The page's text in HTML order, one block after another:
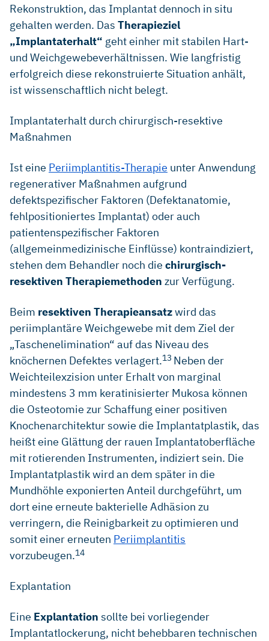
Rekonstruktion, das Implantat dennoch in situ
gehalten werden. Das Therapieziel
„Implantaterhalt“ geht einher mit stabilen Hart-
und Weichgewebeverhältnissen. Wie langfristig
erfolgreich diese rekonstruierte Situation anhält,
ist wissenschaftlich nicht belegt.
Implantaterhalt durch chirurgisch-resektive
Maßnahmen
Ist eine Periimplantitis-Therapie unter Anwendung
regenerativer Maßnahmen aufgrund
defektspezifischer Faktoren (Defektanatomie,
fehlpositioniertes Implantat) oder auch
patientenspezifischer Faktoren
(allgemeinmedizinische Einflüsse) kontraindiziert,
stehen dem Behandler noch die chirurgisch-
resektiven Therapiemethoden zur Verfügung.
Beim resektiven Therapieansatzwird das
periimplantäre Weichgewebe mit dem Ziel der
„Taschenelimination“ auf das Niveau des
knöchernen Defektes verlagert.13 Neben der
Weichteilexzision unter Erhalt von marginal
mindestens 3 mm keratinisierter Mukosa können
die Osteotomie zur Schaffung einer positiven
Knochenarchitektur sowie die Implantatplastik, das
heißt eine Glättung der rauen Implantatoberfläche
mit rotierenden Instrumenten, indiziert sein. Die
Implantatplastik wird an dem später in die
Mundhöhle exponierten Anteil durchgeführt, um
dort eine erneute bakterielle Adhäsion zu
verringern, die Reinigbarkeit zu optimieren und
somit einer erneuten Periimplantitis
vorzubeugen.14
Explantation
Eine Explantation sollte bei vorliegender
Implantatlockerung, nicht behebbaren technischen